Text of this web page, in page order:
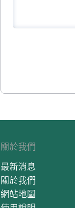
關於我們
最新消息
關於我們
網站地圖